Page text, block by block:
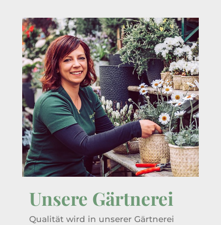
Unsere Gärtnerei
Qualität wird in unserer Gärtnerei